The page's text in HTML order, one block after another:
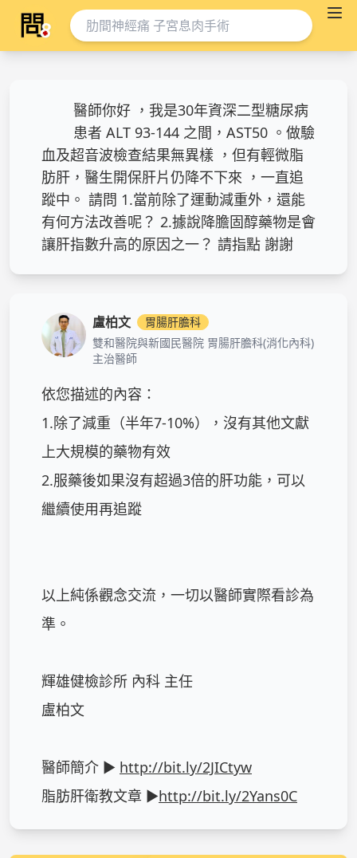
醫師你好 ，我是30年資深二型糖尿病
患者 ALT 93-144 之間，AST50 。做驗
血及超音波檢查結果無異樣 ，但有輕微脂
肪肝，醫生開保肝片仍降不下來 ，一直追
蹤中。 請問 1.當前除了運動減重外，還能
有何方法改善呢？ 2.據說降膽固醇藥物是會
讓肝指數升高的原因之一？ 請指點 謝謝
盧柏文
胃腸肝膽科
雙和醫院與新國民醫院 胃腸肝膽科(消化內科)
主治醫師
依您描述的內容：
1.除了減重（半年7-10%），沒有其他文獻
上大規模的藥物有效
2.服藥後如果沒有超過3倍的肝功能，可以
繼續使用再追蹤
以上純係觀念交流，一切以醫師實際看診為
準。
輝雄健檢診所 內科 主任
盧柏文
醫師簡介 ► http://bit.ly/2JICtyw
脂肪肝衛教文章 ►http://bit.ly/2Yans0C